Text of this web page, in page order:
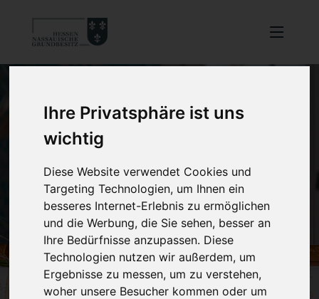
Ihre Privatsphäre ist uns
wichtig
Diese Website verwendet Cookies und
Targeting Technologien, um Ihnen ein
besseres Internet-Erlebnis zu ermöglichen
und die Werbung, die Sie sehen, besser an
Ihre Bedürfnisse anzupassen. Diese
Technologien nutzen wir außerdem, um
Ergebnisse zu messen, um zu verstehen,
woher unsere Besucher kommen oder um